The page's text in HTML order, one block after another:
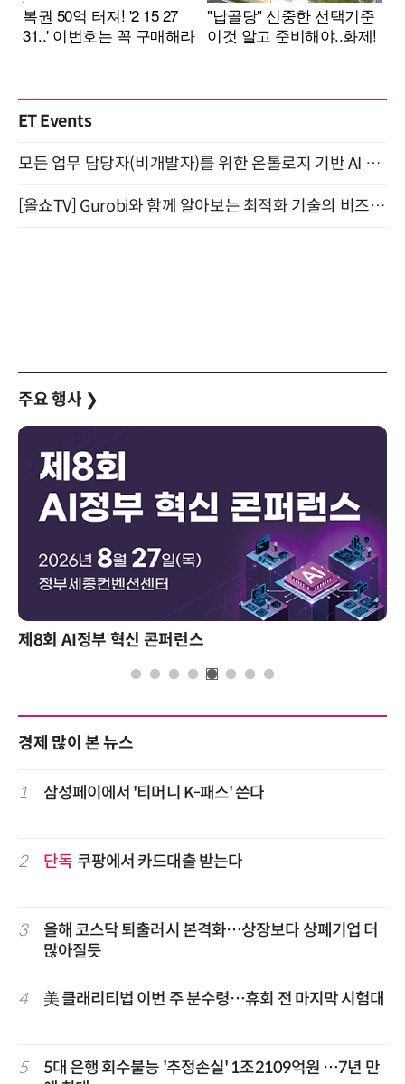
ET Events
모든 업무 담당자(비개발자)를 위한 온톨로지 기반 AI 지식체계 설계 1-day 워크숍 8월 20일 개최
[올쇼TV] Gurobi와 함께 알아보는 최적화 기술의 비즈니스 활용 (8월 20일 생방송)
주요 행사 ❯
제8회 AI정부 혁신 콘퍼런스
경제 많이 본 뉴스
1 삼성페이에서 '티머니 K-패스' 쓴다
2 단독 쿠팡에서 카드대출 받는다
3
올해 코스닥 퇴출러시 본격화…상장보다 상폐기업 더
많아질듯
4 美 클래리티법 이번 주 분수령…휴회 전 마지막 시험대
5
5대 은행 회수불능 '추정손실' 1조2109억원 …7년 만